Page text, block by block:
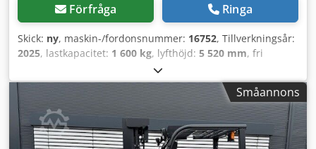
Förfråga Ringa
Skick: ny, maskin-/fordonsnummer: 16752, Tillverkningsår:
2025, lastkapacitet: 1 600 kg, lyfthöjd: 5 520 mm, fri
, lastcentrum:
elektrisk, masttyp:triplex, byggnadshöjd:2 408 mm,
batterispänning:
1 150 mm
framdäcksdimension:
, totalvikt:
1 222 kg, 5041176 Cjdpfx Anjx Nk Hyedsrf Serienummer:
OBWNE-000719 Batteriinformation: 24 volt, 150 Ah.
Småannons